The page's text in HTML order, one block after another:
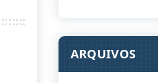
ARQUIVOS